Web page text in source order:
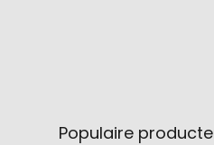
Populaire